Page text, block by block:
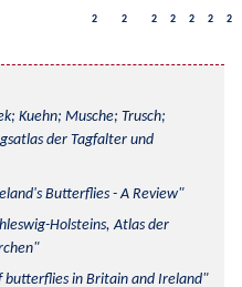
2 2 2 2 2 2 2
Kuehn; Musche; Trusch;
der Tagfalter und
Butterflies - A Review
Holsteins, Atlas der
butterflies in Britain and Ireland